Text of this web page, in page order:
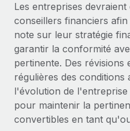
Remote Watchtower
Gardez un temps
matière de conformité
Gestion des appareils
Achetez et suivez vos
dans le monde entier
Création d’entité
BLOG
Paie multipays
EOR et PEO
Gestion des freelances
Taxes
Explorer le blog
Les entreprises
conseillers financiers
note sur leur stratégie
garantir la conformité
pertinente. Des révisions
régulières des
l'évolution de
pour maintenir la
convertibles en tant